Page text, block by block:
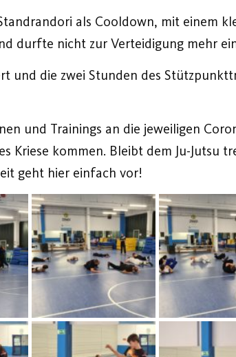
als Cooldown, mit einem
durfte nicht zur Verteidigung mehr
und die zwei Stunden des
und Trainings an die jeweiligen
Kriese kommen. Bleibt dem Ju-
geht hier einfach vor!